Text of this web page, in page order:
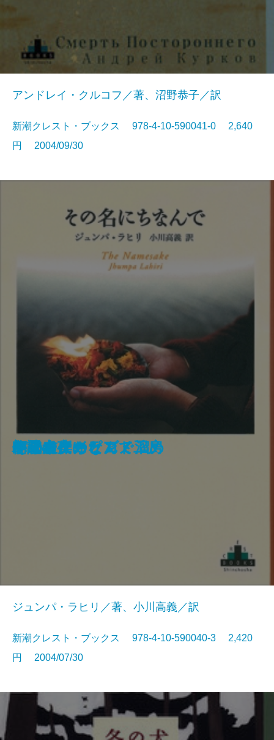
土曜日
林檎の木の下で
イラクサ
世界の果てのビートルズ
素数の音楽
彼方なる歌に耳を澄ませよ
ペンギンの憂鬱
アンドレイ・クルコフ／著、沼野恭子／訳
新潮クレスト・ブックス 978-4-10-590041-0 2,640
円 2004/09/30
その名にちなんで
ジュンパ・ラヒリ／著、小川高義／訳
新潮クレスト・ブックス 978-4-10-590040-3 2,420
円 2004/07/30
冬の犬
ソーネチカ
ウォーターランド
パリ左岸のピアノ工房
停電の夜に
朗読者
ハイウェイとゴミ溜め